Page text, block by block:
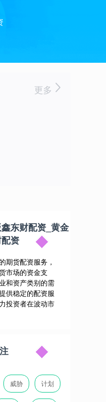
更多
东财配资_黄金
资
期货配资服务，
市场的资金支
和资产类别的需
供稳定的配资服
投资者在波动市
威胁 计划